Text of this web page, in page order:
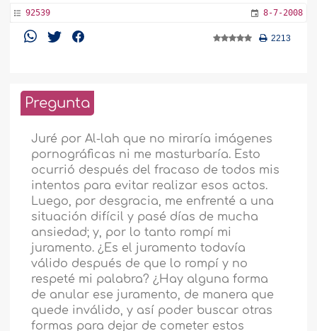
92539 8-7-2008
2213
Pregunta
Juré por Al-lah que no miraría imágenes
pornográficas ni me masturbaría. Esto
ocurrió después del fracaso de todos mis
intentos para evitar realizar esos actos.
Luego, por desgracia, me enfrenté a una
situación difícil y pasé días de mucha
ansiedad; y, por lo tanto rompí mi
juramento. ¿Es el juramento todavía
válido después de que lo rompí y no
respeté mi palabra? ¿Hay alguna forma
de anular ese juramento, de manera que
quede inválido, y así poder buscar otras
formas para dejar de cometer estos